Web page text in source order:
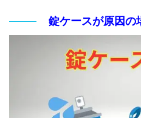
錠ケースが原因の